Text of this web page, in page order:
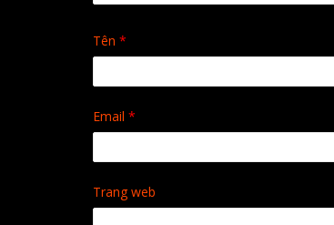
Tên *
Email *
Trang web